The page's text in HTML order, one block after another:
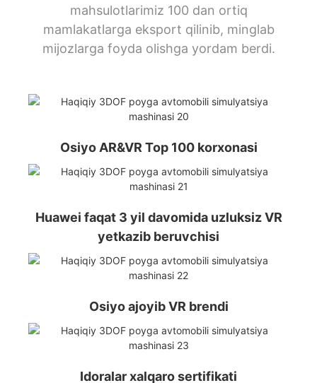
mahsulotlarimiz 100 dan ortiq
mamlakatlarga eksport qilinib, minglab
mijozlarga foyda olishga yordam berdi.
Osiyo AR&VR Top 100 korxonasi
Huawei faqat 3 yil davomida uzluksiz VR
yetkazib beruvchisi
Osiyo ajoyib VR brendi
Idoralar xalqaro sertifikati